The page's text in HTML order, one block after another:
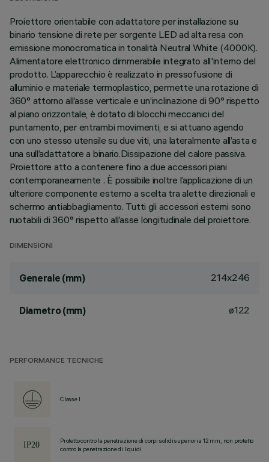
Proiettore orientabile con adattatore per installazione su
binario tensione di rete per sorgente LED ad alta resa con
emissione monocromatica in tonalità Neutral White (4000K).
Alimentatore elettronico dimmerabile integrato all'interno del
prodotto. L’apparecchio è realizzato in pressofusione di
alluminio e materiale termoplastico, permette una rotazione di
360° attorno all’asse verticale e un’inclinazione di 90° rispetto
al piano orizzontale, è dotato di blocchi meccanici del
puntamento, per entrambi movimenti, e si attuano agendo
con uno stesso utensile su due viti, una lateralmente all’asta e
una sull’adattatore a binario.Dissipazione del calore passiva.
Proiettore atto a contenere fino a due accessori piani
contemporaneamente . È possibile inoltre l’applicazione di un
ulteriore componente esterno a scelta tra alette direzionali e
schermo antiabbagliamento. Tutti gli accessori esterni sono
ruotabili di 360° rispetto all’asse longitudinale del proiettore.
DIMENSIONI
Generale (mm) 214x246
Diametro (mm) ø122
PERFORMANCE TECNICHE
Classe I
Protetto contro la penetrazione di corpi solidi superiori a 12 mm, non protetto
contro la penetrazione di liquidi.